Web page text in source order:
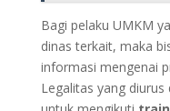
Bagi pelaku UMKM
dinas terkait, maka
informasi mengenai
Legalitas yang